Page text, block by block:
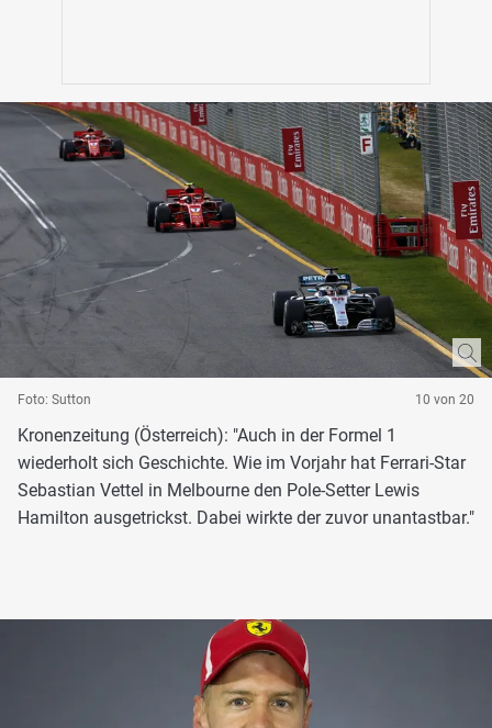
Foto: Sutton 10 von 20
Kronenzeitung (Österreich): "Auch in der Formel 1
wiederholt sich Geschichte. Wie im Vorjahr hat Ferrari-Star
Sebastian Vettel in Melbourne den Pole-Setter Lewis
Hamilton ausgetrickst. Dabei wirkte der zuvor unantastbar."